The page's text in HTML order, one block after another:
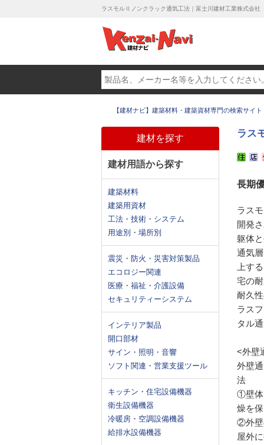
ラスモルⅡノンクラック通気工法｜富士川建材工業株式会社
【建材ナビ】建築材料・建築資材専門の検索サイト
建材を探す
建材用語から探す
建築材料
建築用資材
工法・技術・システム
用途別・場所別
震災・防火・災害対策製品
エコロジー関連
医療・福祉・介護設備
セキュリティーシステム
インテリア製品
開口部材
サイン・照明・音響
ソフト関連・営業支援ツール
キッチン・住宅設備機器
衛生設備機器
冷暖房・空調設備機器
給排水設備機器
ラス
長期
ラス
開発
躯体
通気
上す
宅の
耐久
ラス
タル
<外壁
外壁
法
①壁体
燥を
②外壁
屋外